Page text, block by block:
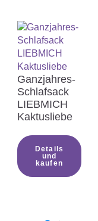
Ganzjahres-
Schlafsack
LIEBMICH
Kaktusliebe
Details
und
kaufen